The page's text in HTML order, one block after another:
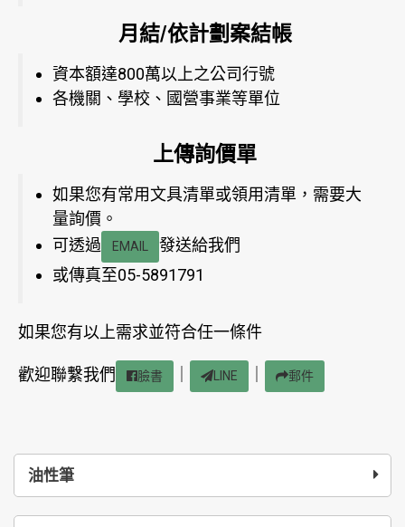
油性筆
月結/依計劃案結帳
資本額達800萬以上之公司行號
各機關、學校、國營事業等單位
上傳詢價單
如果您有常用文具清單或領用清單，需要大
量詢價。
可透過
EMAIL
發送給我們
或傳真至05-5891791
如果您有以上需求並符合任一條件
歡迎聯繫我們 臉書 LINE 郵件